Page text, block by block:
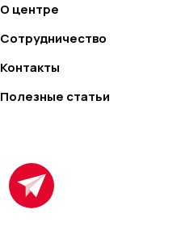
О центре
Сотрудничество
Контакты
Полезные статьи